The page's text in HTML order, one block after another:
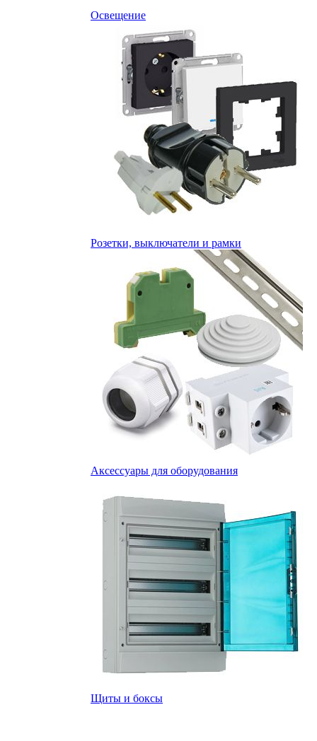
Освещение
Розетки, выключатели и рамки
Аксессуары для оборудования
Щиты и боксы